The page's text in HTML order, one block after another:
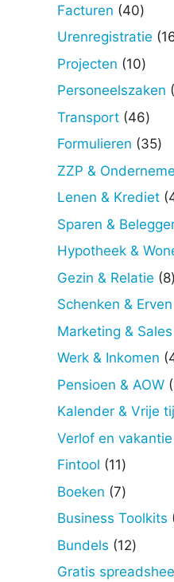
Facturen 4040
Urenregistratie
Projecten 1010
Personeelszaken
Transport 4646
Formulieren 3535
ZZP &
Lenen & Krediet
Sparen &
Hypotheek &
Gezin & Relatie 88
Schenken & Erven
Marketing & Sales
Werk & Inkomen
Pensioen & AOW
Kalender & Vrije
Verlof en vakantie
Fintool 1111
Boeken 77
Business Toolkits
Bundels 1212
Gratis